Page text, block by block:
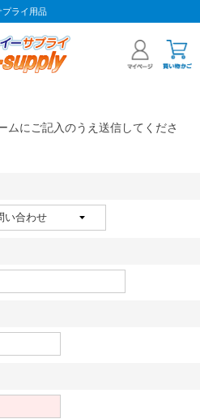
プライ用品
ムにご記入のうえ送信してくださ